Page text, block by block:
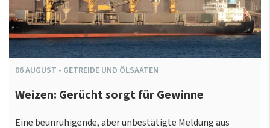
06AUGUST - GETREIDE UND ÖLSAATEN
Weizen: Gerücht sorgt für Gewinne
Eine beunruhigende, aber unbestätigte Meldung aus